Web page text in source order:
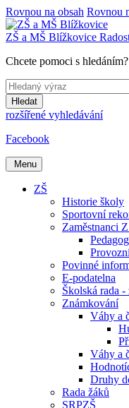
Rovnou na obsah Rovnou
ZŠ a MŠ Blížkovice
Chcete pomoci s hledáním?
Hledat
rozšířené vyhledávání
Facebook
Menu
ZŠ
Historie školy
Sportovní
Zaměstnanci
Povinné
E-podatelna
Školská rada
Známkování
Váhy a
Váhy a
Druhy
Rada žáků
SRPZŠ